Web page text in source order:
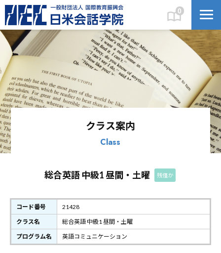
0
クラス案内
Class
総合英語 中級1 昼間・土曜 残僅か
コード番号
21428
クラス名
総合英語 中級1 昼間・土曜
プログラム名
英語コミュニケーション